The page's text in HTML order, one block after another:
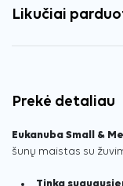
Likučiai
Prekė detaliau
Eukanuba Small &
šunų maistas su